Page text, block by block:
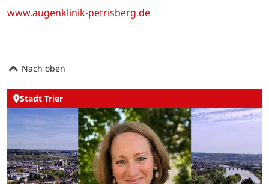
www.augenklinik-petrisberg.de
Nach oben
Stadt Trier